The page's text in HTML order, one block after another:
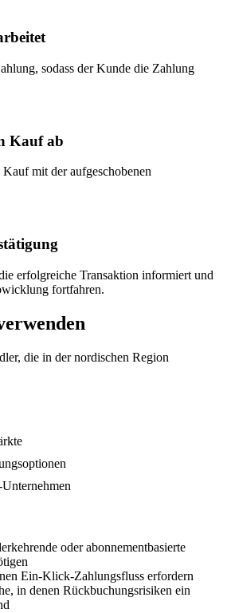
sodass der Kunde die Zahlung
Kauf ab
mit der aufgeschobenen
erfolgreiche Transaktion informiert und
fortfahren.
die in der nordischen Region
oder abonnementbasierte
Ein-Klick-Zahlungsfluss erfordern
in denen Rückbuchungsrisiken ein